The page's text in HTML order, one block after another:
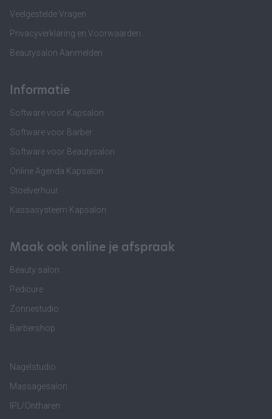
Veelgestelde Vragen
Privacyverklaring en Voorwaarden
Beautysalon Aanmelden
Informatie
Software voor Kapsalon
Software voor Barber
Software voor Beautysalon
Online Agenda Kapsalon
Stoelverhuur
Kassasysteem Kapsalon
Maak ook online je afspraak
Beauty salon
Pedicure
Zonnestudio
Barbershop
Nagelstudio
Massagesalon
IPL/Ontharen